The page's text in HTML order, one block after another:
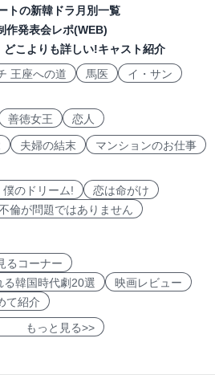
トの新韓ドラ月別一覧
作発表会レポ(WEB)
どこよりも詳しい!キャスト紹介
王座への道 馬医
イ・サン
善徳女王 恋人
夫婦の結末
マンションのお仕事
僕のドリーム!
恋は命がけ
倫が問題ではありません
るコーナー
る韓国時代劇20選
映画レビュー
て紹介
っと見る>>